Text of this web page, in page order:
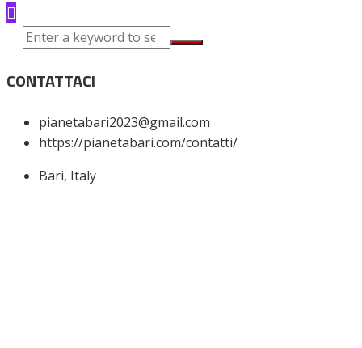
CONTATTACI
pianetabari2023@gmail.com
https://pianetabari.com/contatti/
Bari, Italy